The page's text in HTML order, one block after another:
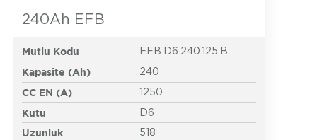
240Ah EFB
Mutlu Kodu EFB.D6.240.125.B
Kapasite (Ah) 240
CC EN (A) 1250
Kutu D6
Uzunluk 518